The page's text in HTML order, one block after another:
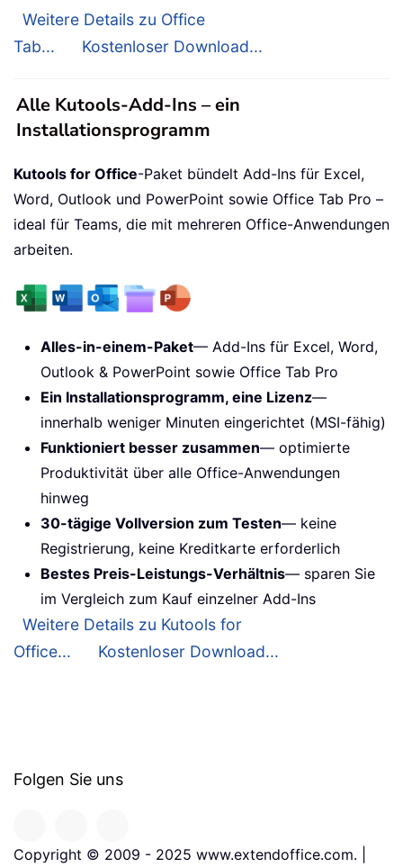
Weitere Details zu Office
Tab...
Kostenloser Download...
Alle Kutools-Add-Ins – ein
Installationsprogramm
Kutools for Office-Paket bündelt Add-Ins für Excel,
Word, Outlook und PowerPoint sowie Office Tab Pro –
ideal für Teams, die mit mehreren Office-Anwendungen
arbeiten.
Alles-in-einem-Paket— Add-Ins für Excel, Word,
Outlook & PowerPoint sowie Office Tab Pro
Ein Installationsprogramm, eine Lizenz—
innerhalb weniger Minuten eingerichtet (MSI-fähig)
Funktioniert besser zusammen— optimierte
Produktivität über alle Office-Anwendungen
hinweg
30-tägige Vollversion zum Testen— keine
Registrierung, keine Kreditkarte erforderlich
Bestes Preis-Leistungs-Verhältnis— sparen Sie
im Vergleich zum Kauf einzelner Add-Ins
Weitere Details zu Kutools for
Office...
Kostenloser Download...
Folgen Sie uns
Copyright © 2009 - 2025 www.extendoffice.com. |